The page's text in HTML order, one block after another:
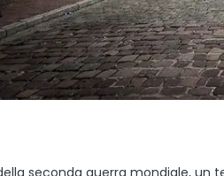
seconda guerra mondiale, un